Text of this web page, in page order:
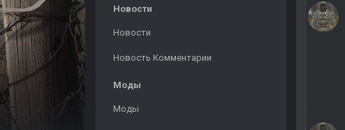
Новости
Новости
Новость Комментарии
Моды
Моды